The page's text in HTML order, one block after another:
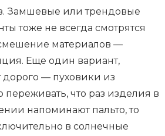
Замшевые или трендовые
тоже не всегда смотрятся
материалов —
Еще один вариант,
— пуховики из
переживать, что раз изделия в
напоминают пальто, то
в солнечные